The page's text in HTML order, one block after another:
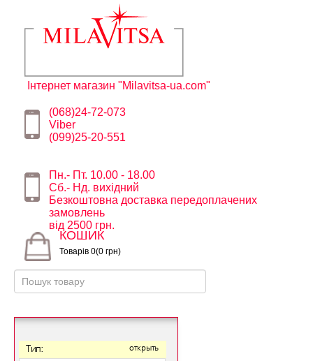
Інтернет магазин "Milavitsa-ua.com"
(068)24-72-073
Viber
(099)25-20-551
Пн.- Пт. 10.00 - 18.00
Сб.- Нд. вихідний
Безкоштовна доставка передоплачених
замовлень
від 2500 грн.
КОШИК
Товарів 0(0 грн)
Тип: открыть